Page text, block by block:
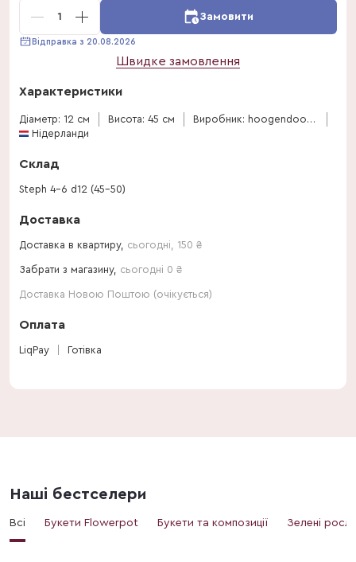
1 Замовити
Відправка з 20.08.2026
Швидке замовлення
Характеристики
Діаметр: 12 см Висота: 45 см
Виробник: hoogendoorn-stephanotis
Нідерланди
Склад
Steph 4-6 d12 (45-50)
Доставка
Доставка в квартиру, сьогодні 150 ₴
Забрати з магазину, сьогодні 0 ₴
Доставка Новою Поштою (очікується)
Оплата
LiqPay Готівка
Наші бестселери
Всі Букети Flowerpot Букети та композиції Зелені